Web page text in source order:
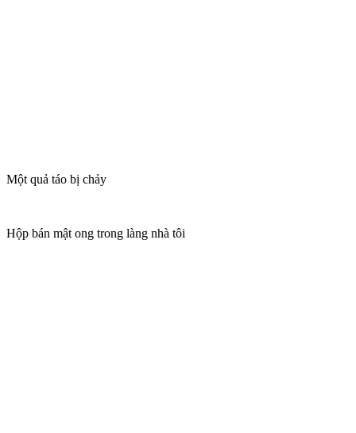
Một quả táo bị chảy
Hộp bán mật ong trong làng nhà tôi